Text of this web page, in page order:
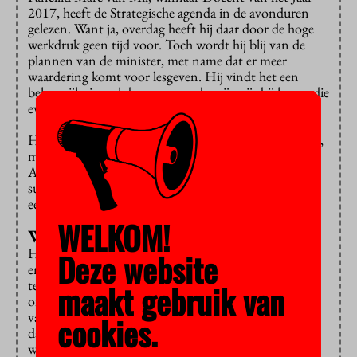
2017, heeft de Strategische agenda in de avonduren
gelezen. Want ja, overdag heeft hij daar door de hoge
werkdruk geen tijd voor. Toch wordt hij blij van de
plannen van de minister, met name dat er meer
waardering komt voor lesgeven. Hij vindt het een
belangrijk signaal dat er een onderwijsprijs bij komt, die
evenveel waard is als de Spinoza- en de Stevinpremies.
Hij erkent dat het geen oplossing is voor de werkdruk,
maar hij is minder kritisch dan bijvoorbeeld De Jonge
Akademie, die
dat zulk hoog prijzengeld “een
supersterrenmodel” in standhoudt. “Het heeft ook
een emancipatoir effect”, brengt Van Mil ertegenin.
Wachten op geld
Het publiek is kritischer. In haar Strategische agenda
erkent Van Engelshoven voor het eerst dat er op
termijn meer geld naar het hoger onderwijs en
onderzoek moet. Ze opperde in de media een bedrag
van een miljard euro. Wanneer komt dat geld er
daadwerkelijk, wil Marijtje Jongsma van
wetenschapsvakbond Vawo weten. “Dat is er niet
WELKOM!
Deze website
maakt gebruik van
cookies.